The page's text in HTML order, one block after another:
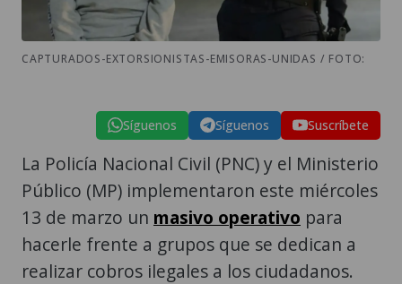
CAPTURADOS-EXTORSIONISTAS-EMISORAS-UNIDAS / FOTO:
Síguenos Síguenos Suscríbete
La Policía Nacional Civil (PNC) y el Ministerio
Público (MP) implementaron este miércoles
13 de marzo un masivo operativo para
hacerle frente a grupos que se dedican a
realizar cobros ilegales a los ciudadanos.